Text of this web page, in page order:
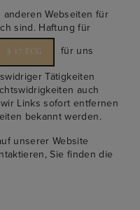
Webseiten für
sind. Haftung für
§ 17 ECG
für uns
Tätigkeiten
auch
Links sofort entfernen
bekannt werden.
unserer Website
Sie finden die